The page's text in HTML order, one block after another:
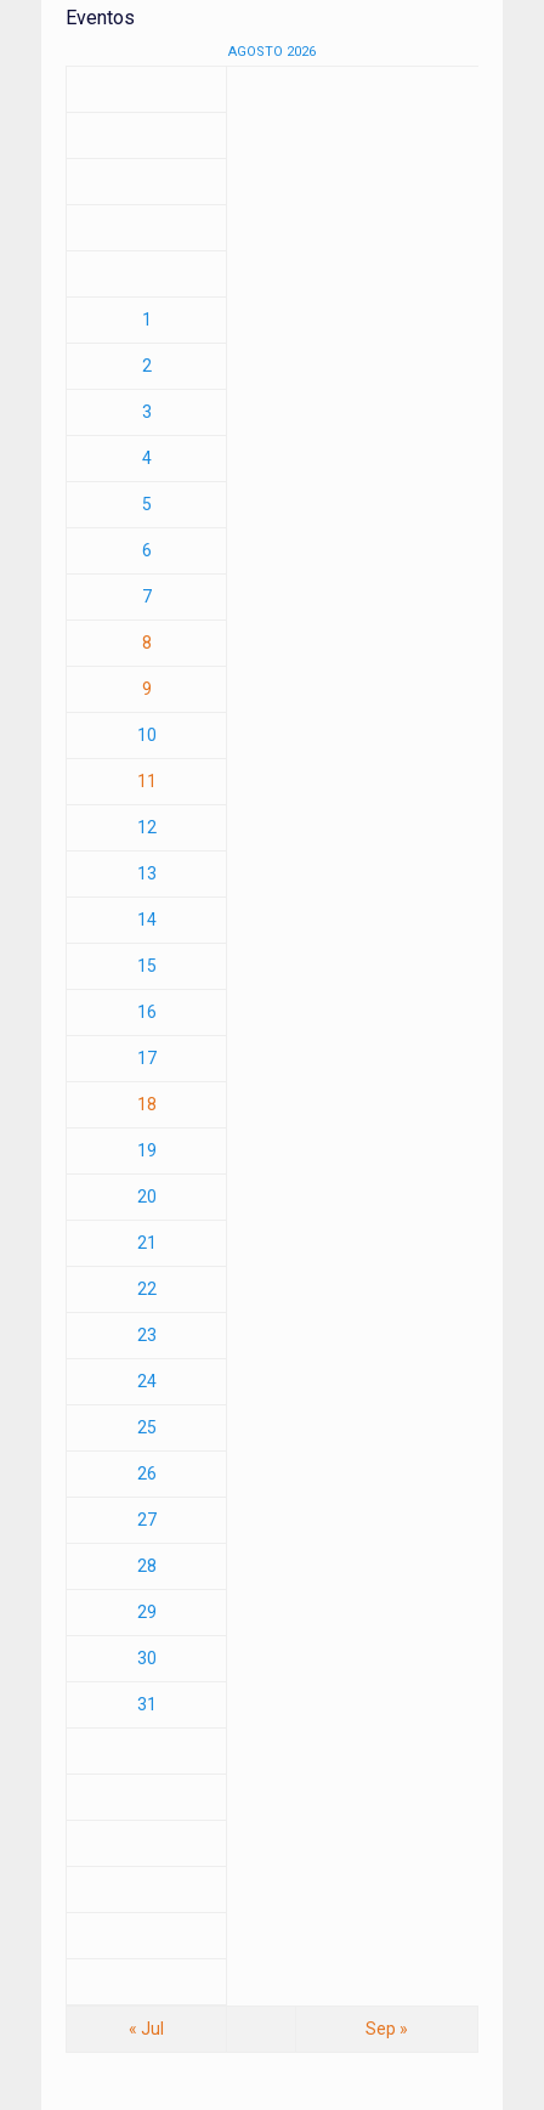
Eventos
AGOSTO 2026
1
2
3
4
5
6
7
8
9
10
11
12
13
14
15
16
17
18
19
20
21
22
23
24
25
26
27
28
29
30
31
« Jul Sep »